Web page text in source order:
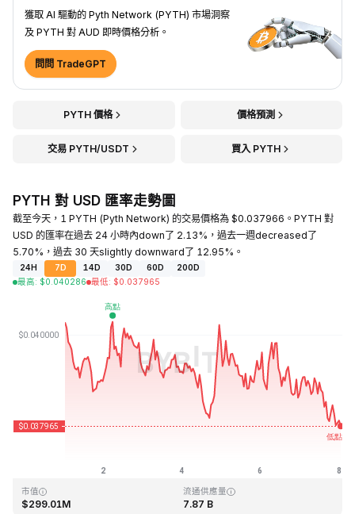
獲取 AI 驅動的 Pyth Network (PYTH) 市場洞察
及 PYTH 對 AUD 即時價格分析。
問問 TradeGPT
PYTH 價格 價格預測
交易 PYTH/USDT 買入 PYTH
PYTH 對 USD 匯率走勢圖
截至今天，1 PYTH (Pyth Network) 的交易價格為 $0.037966。PYTH 對
USD 的匯率在過去 24 小時內down了 2.13%，過去一週decreased了
5.70%，過去 30 天slightly downward了 12.95%。
24H 7D 14D 30D 60D
200D
最高: $0.040286 最低: $0.037965
$0.029535
市值
$299.01M
流通供應量
7.87 B